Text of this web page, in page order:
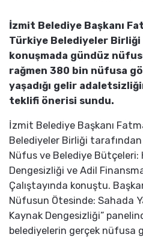
İzmit Belediye Başkanı
Türkiye Belediyeler Birliği
konuşmada gündüz
rağmen 380 bin nüfusa
yaşadığı gelir
teklifi önerisi sundu.
İzmit Belediye Başkanı
Belediyeler Birliği
Nüfus ve Belediye Bütçeleri:
Dengesizliği ve Adil
Çalıştayında konuştu.
Nüfusun Ötesinde: Sahada
Kaynak Dengesizliği”
belediyelerin gerçek nüfusa